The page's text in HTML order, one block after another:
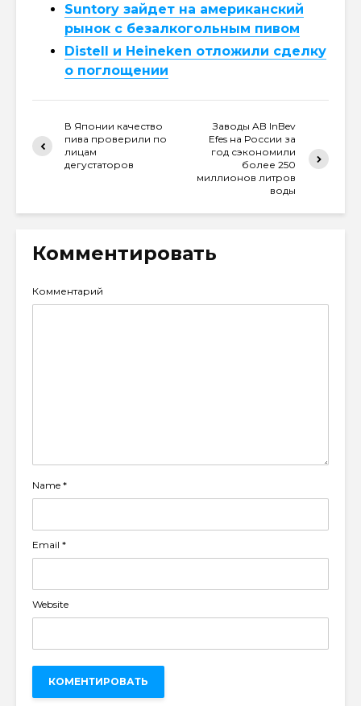
Suntory зайдет на американский
рынок с безалкогольным пивом
Distell и Heineken отложили сделку
о поглощении
В Японии качество
пива проверили по
лицам
дегустаторов
Заводы AB InBev
Efes на России за
год сэкономили
более 250
миллионов литров
воды
Комментировать
Комментарий
Name *
Email *
Website